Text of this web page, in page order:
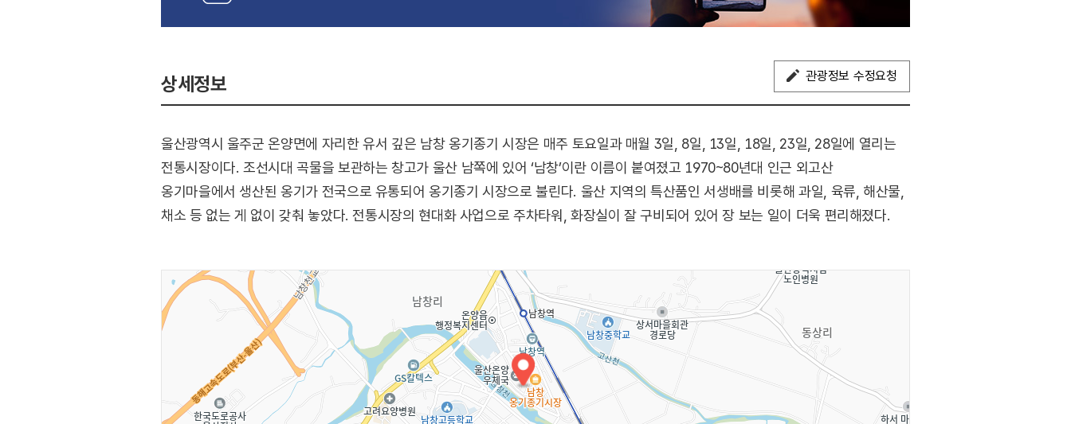
상세정보 관광정보 수정요청
울산광역시 울주군 온양면에 자리한 유서 깊은 남창 옹기종기 시장은 매주 토요일과 매월 3일, 8일, 13일, 18일, 23일, 28일에 열리는
전통시장이다. 조선시대 곡물을 보관하는 창고가 울산 남쪽에 있어 ‘남창’이란 이름이 붙여졌고 1970~80년대 인근 외고산
옹기마을에서 생산된 옹기가 전국으로 유통되어 옹기종기 시장으로 불린다. 울산 지역의 특산품인 서생배를 비롯해 과일, 육류, 해산물,
채소 등 없는 게 없이 갖춰 놓았다. 전통시장의 현대화 사업으로 주차타워, 화장실이 잘 구비되어 있어 장 보는 일이 더욱 편리해졌다.